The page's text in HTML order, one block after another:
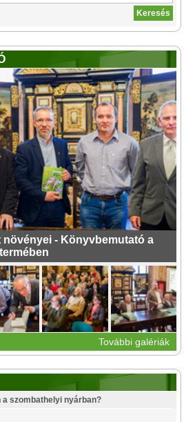
növényei - Könyvbemutató a
További galériák
szombathelyi nyárban?